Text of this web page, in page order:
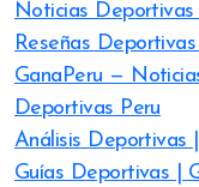
Noticias Deportivas
Reseñas
GanaPeru —
Deportivas Peru
Análisis Deportivas
Guías Deportivas |